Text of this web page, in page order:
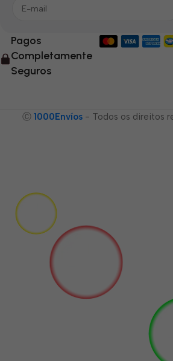
Pagos
Completamente
Seguros
Ⓒ 1000Envíos - Todos os direitos